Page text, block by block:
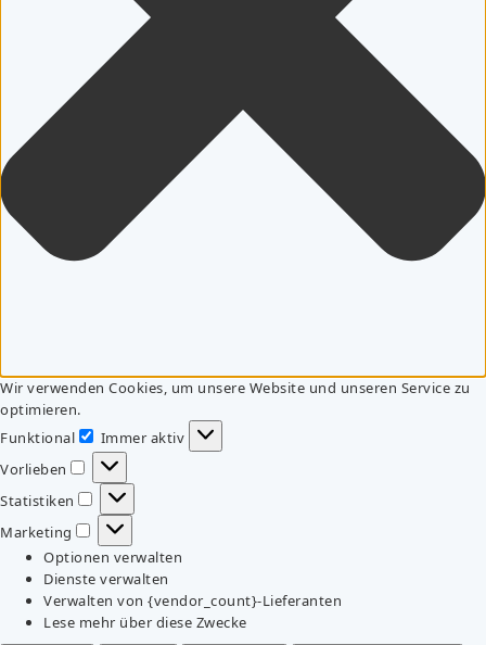
Wir verwenden Cookies, um unsere Website und unseren Service zu
optimieren.
Funktional
Funktional
Immer aktiv
Vorlieben
Vorlieben
Statistiken
Statistiken
Marketing
Marketing
Optionen verwalten
Dienste verwalten
Verwalten von {vendor_count}-Lieferanten
Lese mehr über diese Zwecke